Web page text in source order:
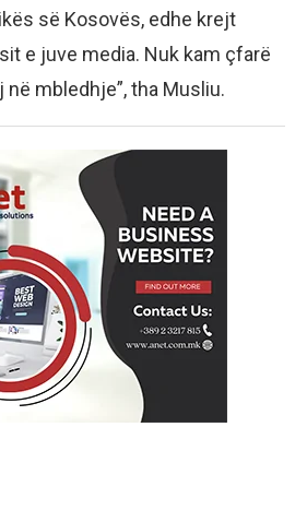
së Kosovës, edhe krejt
e juve media. Nuk kam çfarë
mbledhje”, tha Musliu.